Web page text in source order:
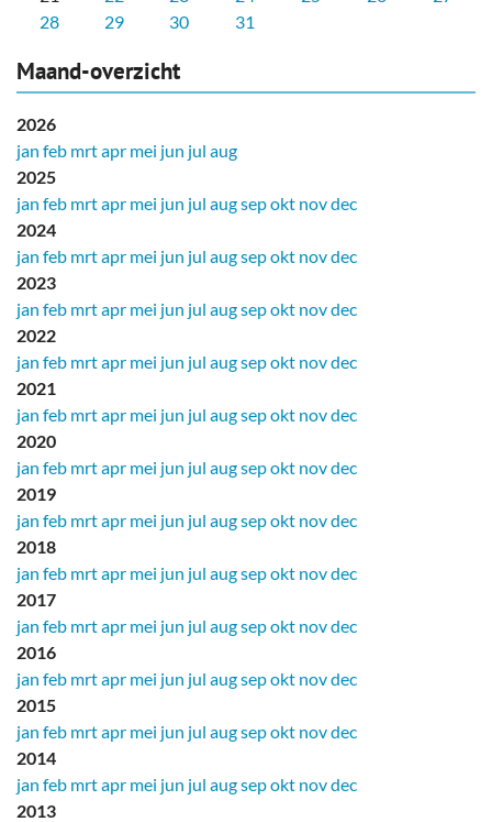
28
29 30 31
Maand-overzicht
2026
jan feb mrtapr mei jun jul aug
2025
jan feb mrtapr mei jun jul augsepokt novdec
2024
jan feb mrtapr mei jun jul augsepokt novdec
2023
jan feb mrtapr mei jun jul augsepokt novdec
2022
jan feb mrtapr mei jun jul augsepokt novdec
2021
jan feb mrtapr mei jun jul augsepokt novdec
2020
jan feb mrtapr mei jun jul augsepokt novdec
2019
jan feb mrtapr mei jun jul augsepokt novdec
2018
jan feb mrtapr mei jun jul augsepokt novdec
2017
jan feb mrtapr mei jun jul augsepokt novdec
2016
jan feb mrtapr mei jun jul augsepokt novdec
2015
jan feb mrtapr mei jun jul augsepokt novdec
2014
jan feb mrtapr mei jun jul augsepokt novdec
2013